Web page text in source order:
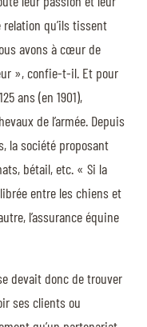
relation qu’ils tissent
avons à cœur de
», confie-t-il. Et pour
ans (en 1901),
de l’armée. Depuis
la société proposant
bétail, etc. « Si la
entre les chiens et
l’assurance équine
devait donc de trouver
ses clients ou